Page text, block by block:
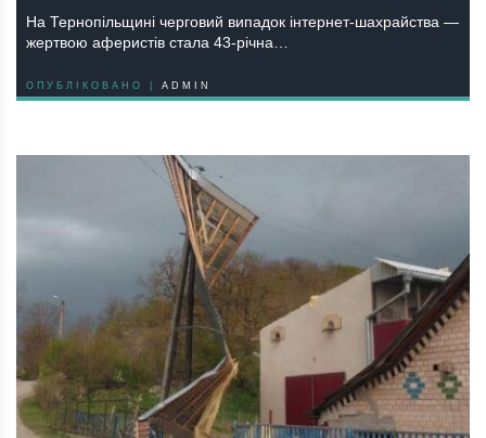
На Тернопільщині черговий випадок інтернет-шахрайства —
жертвою аферистів стала 43-річна…
ОПУБЛІКОВАНО | ADMIN